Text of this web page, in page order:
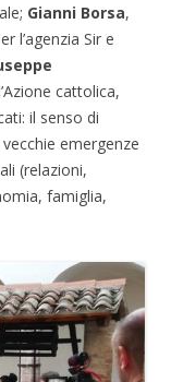
Gianni Borsa,
l’agenzia Sir e
cattolica,
il senso di
emergenze
(relazioni,
famiglia,